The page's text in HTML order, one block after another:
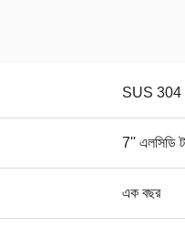
SUS 304
7'' এলসিডি
এক বছর